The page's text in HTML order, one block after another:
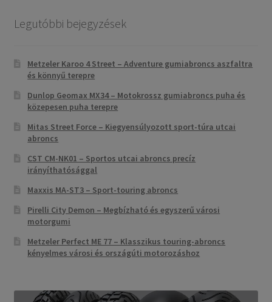
Legutóbbi bejegyzések
Metzeler Karoo 4 Street – Adventure gumiabroncs aszfaltra
és könnyű terepre
Dunlop Geomax MX34 – Motokrossz gumiabroncs puha és
közepesen puha terepre
Mitas Street Force – Kiegyensúlyozott sport-túra utcai
abroncs
CST CM-NK01 – Sportos utcai abroncs precíz
irányíthatósággal
Maxxis MA-ST3 – Sport-touring abroncs
Pirelli City Demon – Megbízható és egyszerű városi
motorgumi
Metzeler Perfect ME 77 – Klasszikus touring-abroncs
kényelmes városi és országúti motorozáshoz